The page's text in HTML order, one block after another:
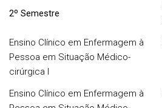
2º Semestre
Ensino Clínico em Enfermagem à
Pessoa em Situação Médico-
cirúrgica I
Ensino Clínico em Enfermagem à